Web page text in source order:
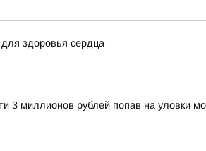
здоровья сердца
3 миллионов рублей попав на уловки